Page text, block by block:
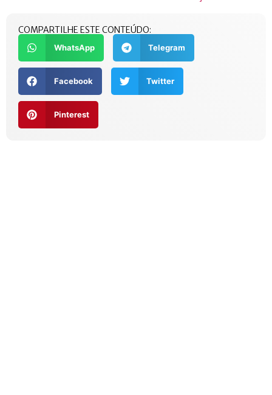
COMPARTILHE ESTE CONTEÚDO:
WhatsApp Telegram
Facebook Twitter
Pinterest